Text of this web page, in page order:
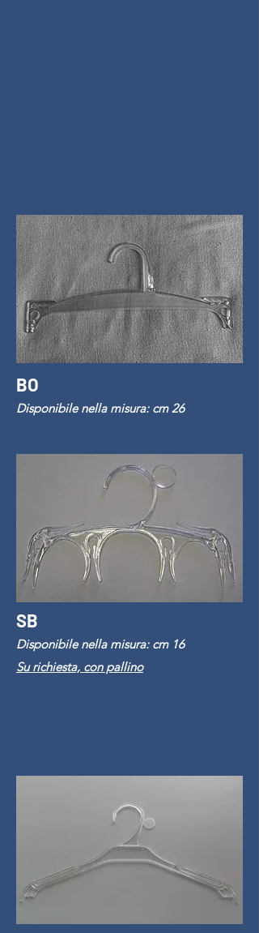
BO
Disponibile nella misura: cm 26
SB
Disponibile nella misura: cm 16
​Su richiesta, con pallino